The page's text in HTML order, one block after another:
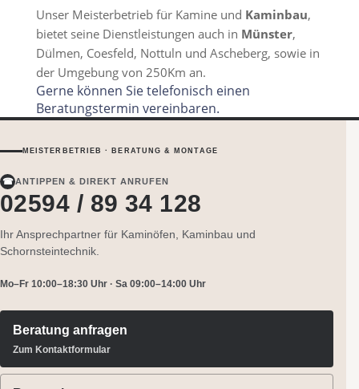
Unser Meisterbetrieb für Kamine und Kaminbau,
bietet seine Dienstleistungen auch in Münster,
Dülmen, Coesfeld, Nottuln und Ascheberg, sowie in
der Umgebung von 250Km an.
Gerne können Sie telefonisch einen
Beratungstermin vereinbaren.
MEISTERBETRIEB · BERATUNG & MONTAGE
☎ ANTIPPEN & DIREKT ANRUFEN
02594 / 89 34 128
Ihr Ansprechpartner für Kaminöfen, Kaminbau und
Schornsteintechnik.
Mo–Fr 10:00–18:30 Uhr · Sa 09:00–14:00 Uhr
Beratung anfragen
Zum Kontaktformular